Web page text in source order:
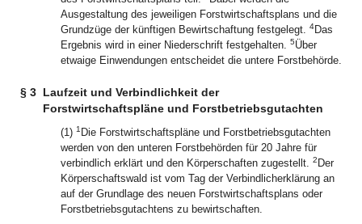
Ausgestaltung des jeweiligen Forstwirtschaftsplans und die
Grundzüge der künftigen Bewirtschaftung festgelegt. 4Das
Ergebnis wird in einer Niederschrift festgehalten. 5Über
etwaige Einwendungen entscheidet die untere Forstbehörde.
§ 3 Laufzeit und Verbindlichkeit der
Forstwirtschaftspläne und Forstbetriebsgutachten
(1) 1 Die Forstwirtschaftspläne und Forstbetriebsgutachten
werden von den unteren Forstbehörden für 20 Jahre für
verbindlich erklärt und den Körperschaften zugestellt. 2 Der
Körperschaftswald ist vom Tag der Verbindlicherklärung an
auf der Grundlage des neuen Forstwirtschaftsplans oder
Forstbetriebsgutachtens zu bewirtschaften.